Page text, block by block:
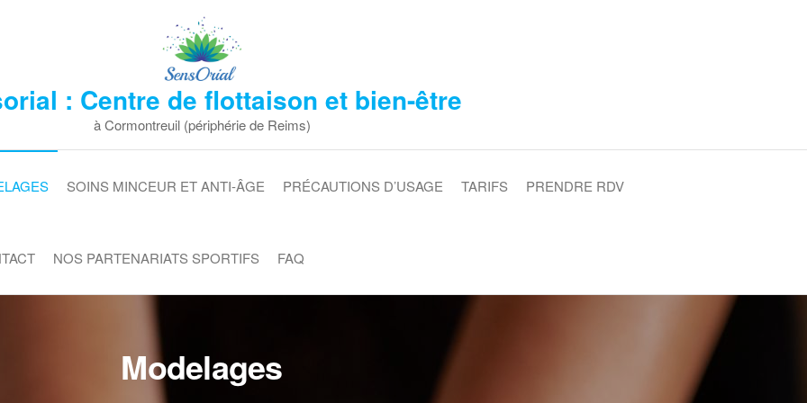
: Centre de flottaison et bien-être
à Cormontreuil (périphérie de Reims)
SOINS MINCEUR ET ANTI-ÂGE PRÉCAUTIONS D’USAGE TARIFS PRENDRE RDV
NOS PARTENARIATS SPORTIFS FAQ
Modelages